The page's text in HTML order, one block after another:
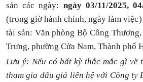
sản các ngày: ngày 03/11/2025,
(trong giờ hành chính, ngày làm
tài sản: Văn phòng Bộ Công
Trưng, phường Cửa Nam, Thành phố
Lưu ý: Nếu có bất kỳ thắc mắc gì về
tham gia đấu giá liên hệ với Công ty